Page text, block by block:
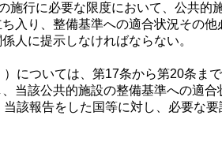
行に必要な限度において、公共的
り、整備基準への適合状況その他
人に提示しなければならない。
については、第17条から第20条ま
該公共的施設の整備基準への適
報告をした国等に対し、必要な要